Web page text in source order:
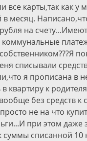
все карты,так как у
месяц.
на
коммунальные
списывали
я прописана в
квартиру к
без средств
не на что
при этом
суммы списанной